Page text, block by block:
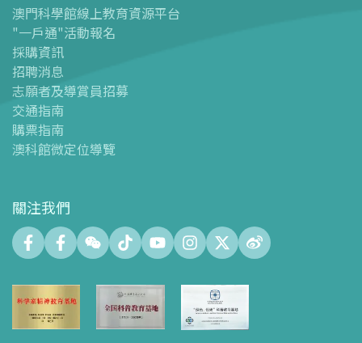
- 導覽圖
- 澳科館微定位導覽
場館設施
- 科學館兒童世界
- 展覽中心
- 天文館
- 會議中心
數字化製造實驗室 (FABLAB)
創客空間 (Maker Space)
- 智學園地
十五號展廳
- 科創育才綜合空間
澳門科學館線上教育資源平台
"一戶通"活動報名
採購資訊
招聘消息
志願者及導賞員招募
交通指南
購票指南
澳科館微定位導覽
關注我們